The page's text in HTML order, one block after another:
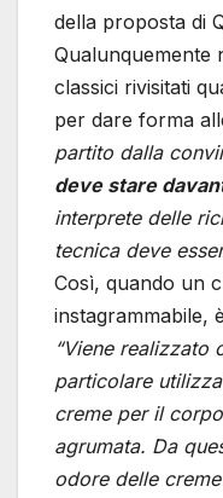
della proposta di
Qualunquemente
classici rivisitati
per dare forma
partito dalla
deve stare
interprete delle
tecnica deve
Così, quando un
instagrammabile,
“Viene realizzato
particolare
creme per il
agrumata. Da
odore delle